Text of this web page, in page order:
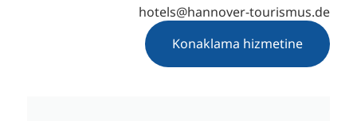
hotels@hannover-tourismus.de
Konaklama hizmetine